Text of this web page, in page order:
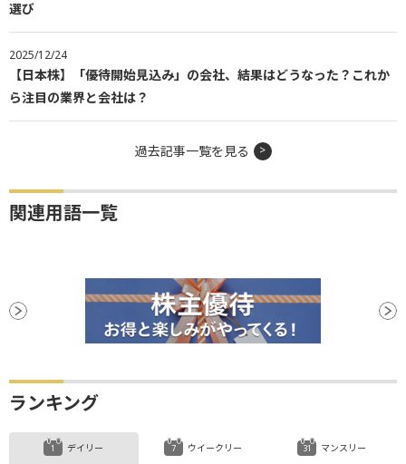
選び
2025/12/24
【日本株】「優待開始見込み」の会社、結果はどうなった？これか
ら注目の業界と会社は？
過去記事一覧を見る
関連用語一覧
ランキング
デイリー ウイークリー マンスリー